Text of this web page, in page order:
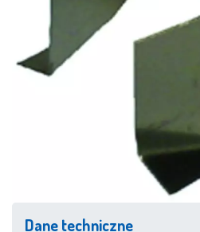
Dane techniczne